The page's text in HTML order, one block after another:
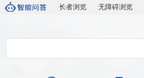
长者浏览 无障碍浏览